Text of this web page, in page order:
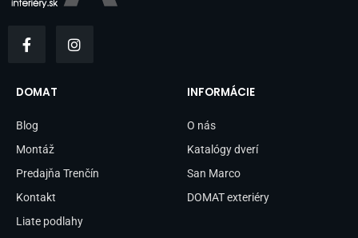
a
b
o
k
-
n
DOMAT
Blog
Montáž
Predajňa Trenčín
Kontakt
Liate podlahy
INFORMÁCIE
O nás
Katalógy dverí
San Marco
DOMAT exteriéry